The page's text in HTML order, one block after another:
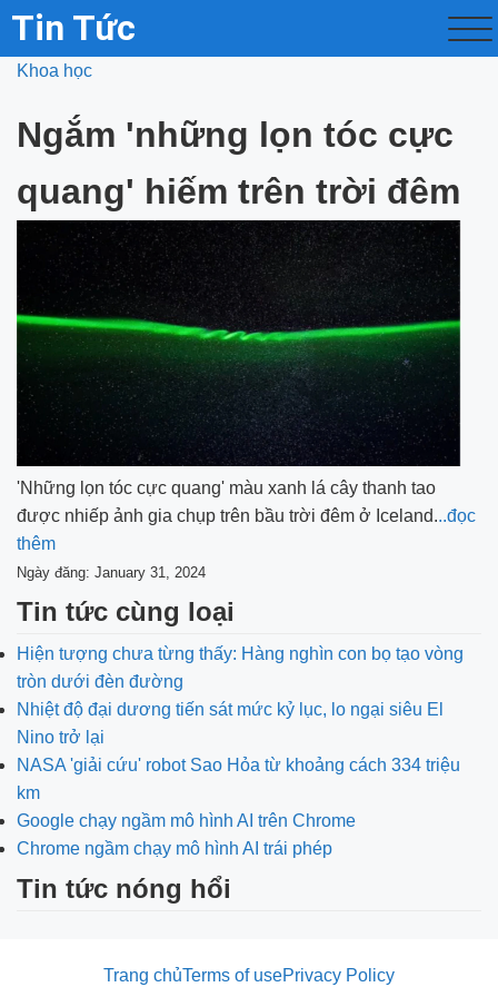
Tin Tức
Khoa học
Ngắm 'những lọn tóc cực
quang' hiếm trên trời đêm
'Những lọn tóc cực quang' màu xanh lá cây thanh tao
được nhiếp ảnh gia chụp trên bầu trời đêm ở Iceland...đọc
thêm
Ngày đăng: January 31, 2024
Tin tức cùng loại
Hiện tượng chưa từng thấy: Hàng nghìn con bọ tạo vòng
tròn dưới đèn đường
Nhiệt độ đại dương tiến sát mức kỷ lục, lo ngại siêu El
Nino trở lại
NASA 'giải cứu' robot Sao Hỏa từ khoảng cách 334 triệu
km
Google chạy ngầm mô hình AI trên Chrome
Chrome ngầm chạy mô hình AI trái phép
Tin tức nóng hổi
Trang chủTerms of usePrivacy Policy